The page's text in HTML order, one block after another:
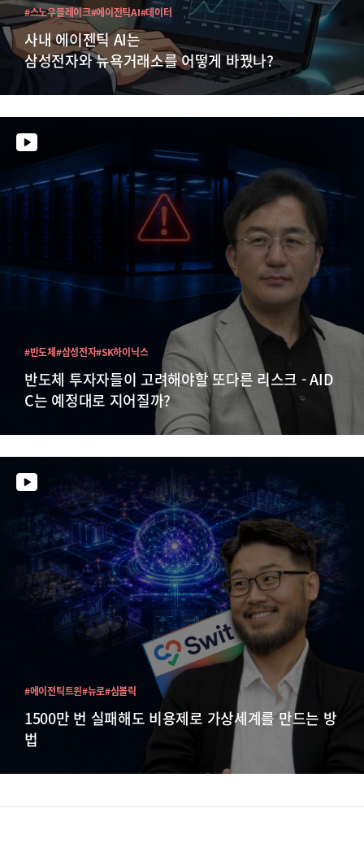
사내 에이젠틱 AI는
삼성전자와 뉴욕거래소를 어떻게 바꿨나?
#스노우플레이크#에이전틱AI#데이터
반도체 투자자들이 고려해야할 또다른 리스크 - AID
C는 예정대로 지어질까?
#반도체#삼성전자#SK하이닉스
1500만 번 실패해도 비용제로 가상세계를 만드는 방
법
#에이전틱트윈#뉴로#심볼릭